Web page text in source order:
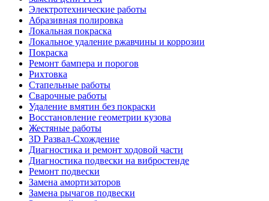
Электротехнические работы
Абразивная полировка
Локальная покраска
Локальное удаление ржавчины и коррозии
Покраска
Ремонт бампера и порогов
Рихтовка
Стапельные работы
Сварочные работы
Удаление вмятин без покраски
Восстановление геометрии кузова
Жестяные работы
3D Развал-Схождение
Диагностика и ремонт ходовой части
Диагностика подвески на вибростенде
Ремонт подвески
Замена амортизаторов
Замена рычагов подвески